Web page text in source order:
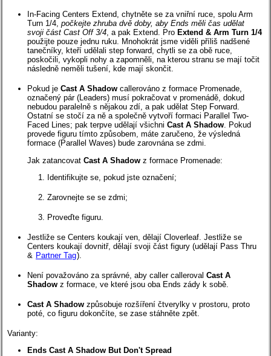
In-Facing Centers Extend, chytněte se za vniřní ruce, spolu Arm
Turn 1/4, počkejte zhruba dvě doby, aby Ends měli čas udělat
svoji část Cast Off 3/4, a pak Extend. Pro Extend & Arm Turn 1/4
použijte pouze jednu ruku. Mnohokrát jsme viděli příliš nadšené
tanečníky, kteří udělali step forward, chytli se za obě ruce,
poskočili, vykopli nohy a zapomněli, na kterou stranu se mají točit
následně neměli tušení, kde mají skončit.
Pokud je Cast A Shadow callerováno z formace Promenade,
označený pár (Leaders) musí pokračovat v promenádě, dokud
nebudou paralelně s nějakou zdí, a pak udělat Step Forward.
Ostatní se stočí za ně a společně vytvoří formaci Parallel Two-
Faced Lines; pak terpve udělají všichni Cast A Shadow. Pokud
provede figuru tímto způsobem, máte zaručeno, že výsledná
formace (Parallel Waves) bude zarovnána se zdmi.
Jak zatancovat Cast A Shadow z formace Promenade:
Identifikujte se, pokud jste označení;
Zarovnejte se se zdmi;
Proveďte figuru.
Jestliže se Centers koukají ven, dělají Cloverleaf. Jestliže se
Centers koukají dovnitř, dělají svoji část figury (udělají Pass Thru
& Partner Tag).
Není považováno za správné, aby caller calleroval Cast A
Shadow z formace, ve které jsou oba Ends zády k sobě.
Cast A Shadow způsobuje rozšíření čtverylky v prostoru, proto
poté, co figuru dokončíte, se zase stáhněte zpět.
Varianty:
Ends Cast A Shadow But Don't Spread